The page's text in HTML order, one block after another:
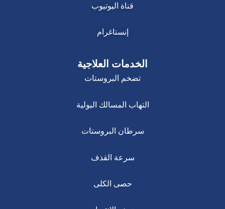
قناة اليوتيوب
إنستاغرام
الخدمات العلاجية
تضخم البروستات
التهاب المسالك البولية
سرطان البروستات
سرعة القذف
حصى الكلى